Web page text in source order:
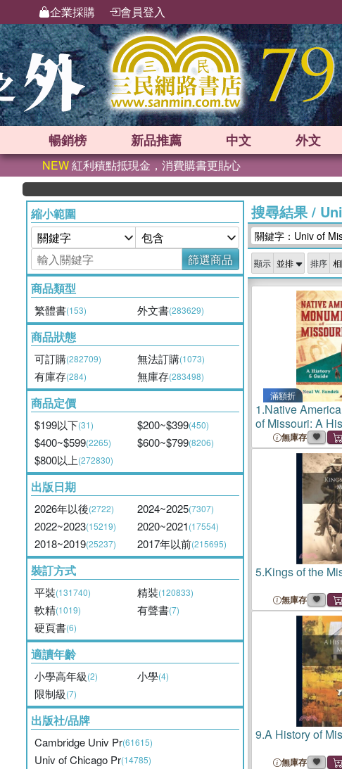
企業採購 會員登入
暢銷榜 新品推薦 中文 外文
NEW紅利積點抵現金，消費購書更貼心
縮小範圍
篩選商品
商品類型
繁體書(153) 外文書(283629)
商品狀態
可訂購(282709) 無法訂購(1073)
有庫存(284) 無庫存(283498)
商品定價
$199以下(31) $200~$399(450)
$400~$599(2265) $600~$799(8206)
$800以上(272830)
出版日期
2026年以後(2722) 2024~2025(7307)
2022~2023(15219) 2020~2021(17554)
2018~2019(25237) 2017年以前(215695)
裝訂方式
平裝(131740) 精裝(120833)
軟精(1019) 有聲書(7)
硬頁書(6)
適讀年齡
小學高年級(2) 小學(4)
限制級(7)
出版社/品牌
Cambridge Univ Pr(61615)
Univ of Chicago Pr(14785)
搜尋結果/
關鍵字：Univ of
顯示 排序
滿額折
1.Native
of Missouri: A
無庫存
5.Kings of the
無庫存
9.A History of
無庫存